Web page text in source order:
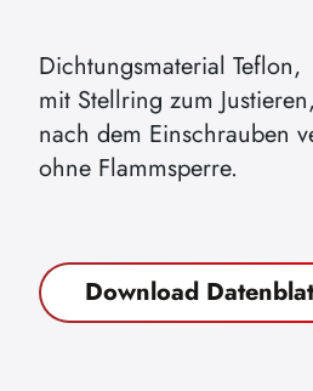
Dichtungsmaterial Teflon,
mit Stellring zum Justieren,
nach dem Einschrauben
ohne Flammsperre.
Download